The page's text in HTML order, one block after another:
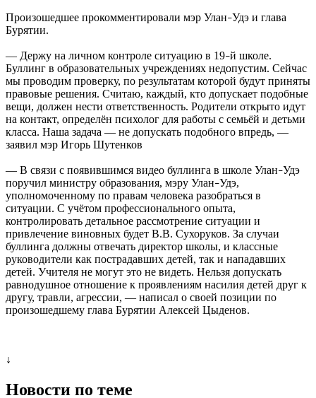
Произошедшее прокомментировали мэр Улан–Удэ и глава
Бурятии.
— Держу на личном контроле ситуацию в 19–й школе.
Буллинг в образовательных учреждениях недопустим. Сейчас
мы проводим проверку, по результатам которой будут приняты
правовые решения. Считаю, каждый, кто допускает подобные
вещи, должен нести ответственность. Родители открыто идут
на контакт, определён психолог для работы с семьёй и детьми
класса. Наша задача — не допускать подобного впредь, —
заявил мэр Игорь Шутенков
— В связи с появившимся видео буллинга в школе Улан–Удэ
поручил министру образования, мэру Улан–Удэ,
уполномоченному по правам человека разобраться в
ситуации. С учётом профессионального опыта,
контролировать детальное рассмотрение ситуации и
привлечение виновных будет В.В. Сухоруков. За случаи
буллинга должны отвечать директор школы, и классные
руководители как пострадавших детей, так и нападавших
детей. Учителя не могут это не видеть. Нельзя допускать
равнодушное отношение к проявлениям насилия детей друг к
другу, травли, агрессии, — написал о своей позиции по
произошедшему глава Бурятии Алексей Цыденов.
↓
Новости по теме